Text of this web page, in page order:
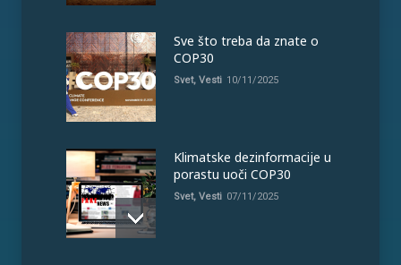
Sve što treba da znate o
COP30
Svet, Vesti 10/11/2025
Klimatske dezinformacije u
porastu uoči COP30
Svet, Vesti 07/11/2025